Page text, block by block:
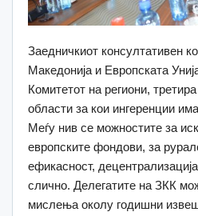
Заедничкиот консултативен
Македонија и Европската
Комитетот на региони,
области за кои ингеренции
Меѓу нив се можностите за
европските фондови, за
ефикасност,
слично. Делегатите на ЗКК
мислења околу годишни